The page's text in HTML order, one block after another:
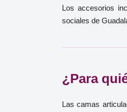
Los accesorios
sociales de
¿Para
Las camas